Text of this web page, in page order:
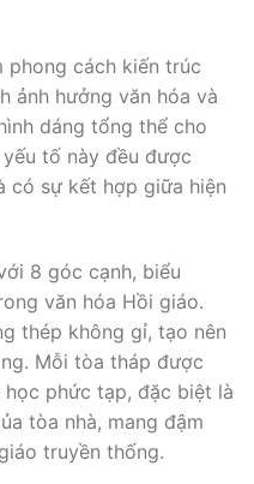
phong cách kiến trúc
ảnh hưởng văn hóa và
dáng tổng thể cho
tố này đều được
có sự kết hợp giữa hiện
8 góc cạnh, biểu
văn hóa Hồi giáo.
thép không gỉ, tạo nên
Mỗi tòa tháp được
phức tạp, đặc biệt là
tòa nhà, mang đậm
truyền thống.